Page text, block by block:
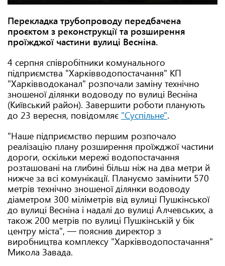
Перекладка трубопроводу передбачена
проєктом з реконструкції та розширення
проїжджої частини вулиці Весніна.
4 серпня співробітники комунального
підприємства "Харківводопостачання" КП
"Харківводоканал" розпочали заміну технічно
зношеної ділянки водоводу по вулиці Весніна
(Київський район). Завершити роботи планують
до 23 вересня, повідомляє "Суспільне".
"Наше підприємство першим розпочало
реалізацію плану розширення проїжджої частини
дороги, оскільки мережі водопостачання
розташовані на глибині більш ніж на два метри й
нижче за всі комунікації. Плануємо замінити 570
метрів технічно зношеної ділянки водоводу
діаметром 300 міліметрів від вулиці Пушкінської
до вулиці Весніна і надалі до вулиці Алчевських, а
також 200 метрів по вулиці Пушкінській у бік
центру міста", — пояснив директор з
виробництва комплексу "Харківводопостачання"
Микола Завада.